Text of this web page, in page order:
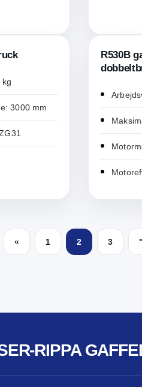
3000 mm
R530B
« 1 2 3 "
RIPPA